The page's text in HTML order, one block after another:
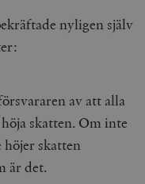
nyligen själv
av att alla
skatten. Om inte
skatten
är det.